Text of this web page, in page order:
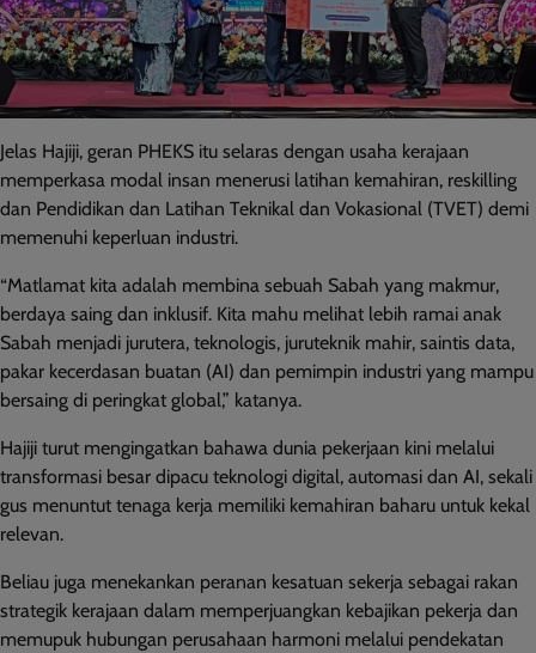
Jelas Hajiji, geran PHEKS itu selaras dengan usaha kerajaan
memperkasa modal insan menerusi latihan kemahiran, reskilling
dan Pendidikan dan Latihan Teknikal dan Vokasional (TVET) demi
memenuhi keperluan industri.
“Matlamat kita adalah membina sebuah Sabah yang makmur,
berdaya saing dan inklusif. Kita mahu melihat lebih ramai anak
Sabah menjadi jurutera, teknologis, juruteknik mahir, saintis data,
pakar kecerdasan buatan (AI) dan pemimpin industri yang mampu
bersaing di peringkat global,” katanya.
Hajiji turut mengingatkan bahawa dunia pekerjaan kini melalui
transformasi besar dipacu teknologi digital, automasi dan AI, sekali
gus menuntut tenaga kerja memiliki kemahiran baharu untuk kekal
relevan.
Beliau juga menekankan peranan kesatuan sekerja sebagai rakan
strategik kerajaan dalam memperjuangkan kebajikan pekerja dan
memupuk hubungan perusahaan harmoni melalui pendekatan